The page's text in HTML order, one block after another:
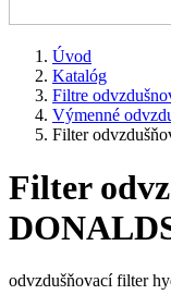
Úvod
Katalóg
Filtre
Výmenné
Filter
Filter
odvzdušňovací filter